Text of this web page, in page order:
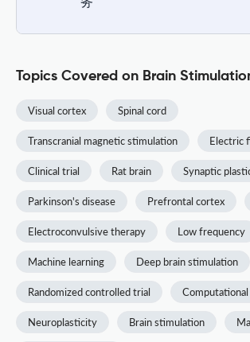
Topics Covered on Brain
Visual cortex Spinal cord
Transcranial magnetic stimulation Electric
Clinical trial Rat brain Synaptic
Parkinson's disease Prefrontal cortex
Electroconvulsive therapy Low frequency
Machine learning Deep brain stimulation
Randomized controlled trial
Neuroplasticity Brain stimulation